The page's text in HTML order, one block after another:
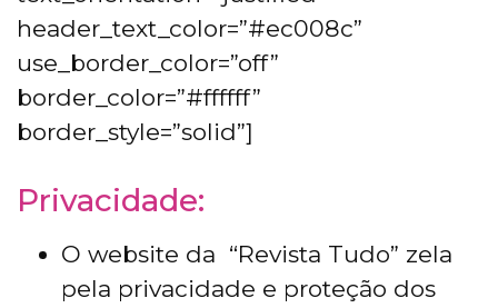
header_text_color=”#ec008c”
use_border_color=”off”
border_color=”#ffffff”
border_style=”solid”]
Privacidade:
O website da “Revista Tudo” zela
pela privacidade e proteção dos